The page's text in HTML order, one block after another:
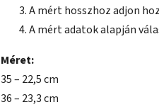
A mért hosszhoz adjon
A mért adatok alapján
Méret:
35 – 22,5 cm
36 – 23,3 cm